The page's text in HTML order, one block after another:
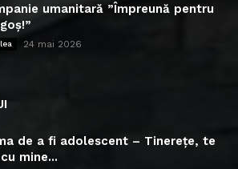
umanitară ”Împreună pentru
24 mai 2026
de a fi adolescent – Tinerețe, te
mine...